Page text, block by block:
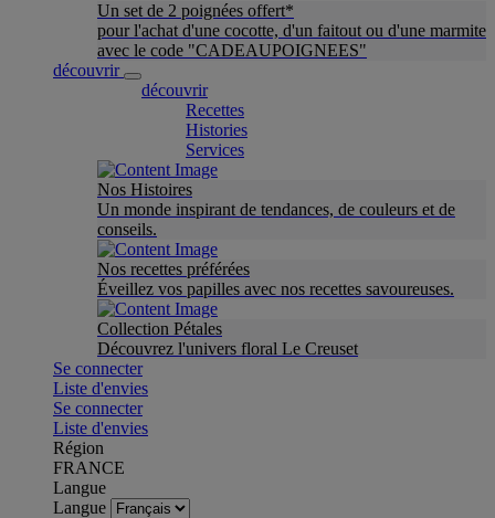
Un set de 2 poignées offert*
pour l'achat d'une cocotte, d'un faitout ou d'une marmite
avec le code "CADEAUPOIGNEES"
découvrir
découvrir
Recettes
Histories
Services
Nos Histoires
Un monde inspirant de tendances, de couleurs et de
conseils.
Nos recettes préférées
Éveillez vos papilles avec nos recettes savoureuses.
Collection Pétales
Découvrez l'univers floral Le Creuset
Se connecter
Liste d'envies
Se connecter
Liste d'envies
Région
FRANCE
Langue
Langue